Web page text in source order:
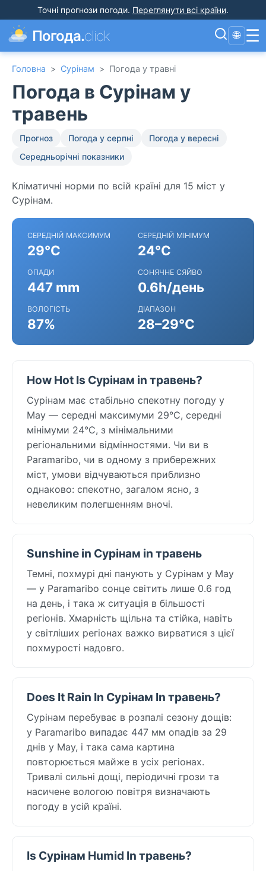
Точні прогнози погоди. Переглянути всі країни.
Погода.click 🌐 ☰
Головна > Сурінам > Погода у травні
Погода в Сурінам у
травень
Прогноз Погода у серпні
Погода у вересні
Середньорічні показники
Кліматичні норми по всій країні для 15 міст у
Сурінам.
СЕРЕДНІЙ МАКСИМУМ
29°C
СЕРЕДНІЙ МІНІМУМ
24°C
ОПАДИ
447 mm
СОНЯЧНЕ СЯЙВО
0.6h/день
ВОЛОГІСТЬ
87%
ДІАПАЗОН
28–29°C
How Hot Is Сурінам in травень?
Сурінам має стабільно спекотну погоду у
May — середні максимуми 29°C, середні
мінімуми 24°C, з мінімальними
регіональними відмінностями. Чи ви в
Paramaribo, чи в одному з прибережних
міст, умови відчуваються приблизно
однаково: спекотно, загалом ясно, з
невеликим полегшенням вночі.
Sunshine in Сурінам in травень
Темні, похмурі дні панують у Сурінам у May
— у Paramaribo сонце світить лише 0.6 год
на день, і така ж ситуація в більшості
регіонів. Хмарність щільна та стійка, навіть
у світліших регіонах важко вирватися з цієї
похмурості надовго.
Does It Rain In Сурінам In травень?
Сурінам перебуває в розпалі сезону дощів:
у Paramaribo випадає 447 мм опадів за 29
днів у May, і така сама картина
повторюється майже в усіх регіонах.
Тривалі сильні дощі, періодичні грози та
насичене вологою повітря визначають
погоду в усій країні.
Is Сурінам Humid In травень?